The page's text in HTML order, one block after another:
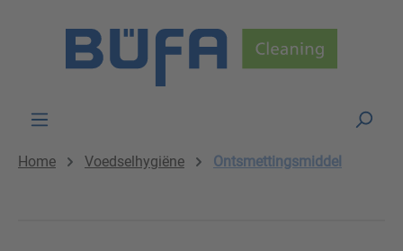
Home Voedselhygiëne Ontsmettingsmiddel